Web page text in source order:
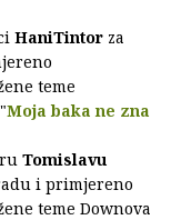
HaniTintor za
teme
Moja baka ne zna
Tomislavu
i primjereno
teme Downova